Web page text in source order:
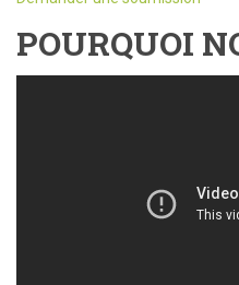
POURQUOI